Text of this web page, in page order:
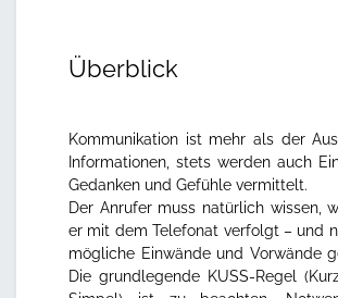
Überblick
Kommunikation ist mehr als der
Informationen, stets werden auch
Gedanken und Gefühle vermittelt.
Der Anrufer muss natürlich wissen,
er mit dem Telefonat verfolgt – und
mögliche Einwände und Vorwände
Die grundlegende KUSS-Regel